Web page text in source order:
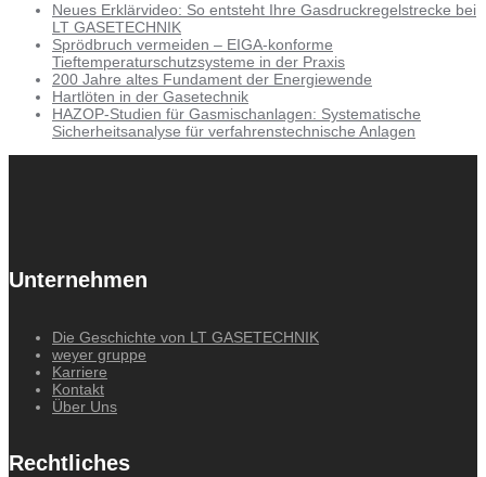
Neues Erklärvideo: So entsteht Ihre Gasdruckregelstrecke bei
LT GASETECHNIK
Sprödbruch vermeiden – EIGA-konforme
Tieftemperaturschutzsysteme in der Praxis
200 Jahre altes Fundament der Energiewende
Hartlöten in der Gasetechnik
HAZOP-Studien für Gasmischanlagen: Systematische
Sicherheitsanalyse für verfahrenstechnische Anlagen
Unternehmen
Die Geschichte von LT GASETECHNIK
weyer gruppe
Karriere
Kontakt
Über Uns
Rechtliches